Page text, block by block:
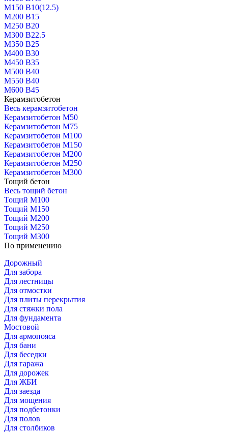
М150 В10(12.5)
М200 В15
М250 В20
М300 В22.5
М350 В25
М400 В30
М450 В35
М500 В40
М550 В40
М600 В45
Керамзитобетон
Весь керамзитобетон
Керамзитобетон М50
Керамзитобетон М75
Керамзитобетон М100
Керамзитобетон М150
Керамзитобетон М200
Керамзитобетон М250
Керамзитобетон М300
Тощий бетон
Весь тощий бетон
Тощий М100
Тощий М150
Тощий М200
Тощий М250
Тощий М300
По применению
Дорожный
Для забора
Для лестницы
Для отмостки
Для плиты перекрытия
Для стяжки пола
Для фундамента
Мостовой
Для армопояса
Для бани
Для беседки
Для гаража
Для дорожек
Для ЖБИ
Для заезда
Для мощения
Для подбетонки
Для полов
Для столбиков